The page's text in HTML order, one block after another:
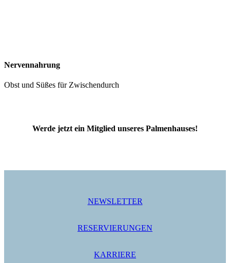
Nervennahrung
Obst und Süßes für Zwischendurch
Werde jetzt ein Mitglied unseres Palmenhauses!
NEWSLETTER
RESERVIERUNGEN
KARRIERE